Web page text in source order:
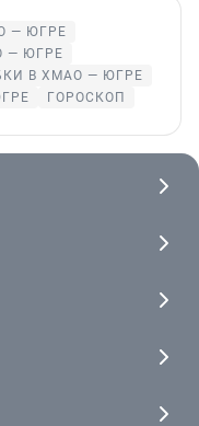
— ЮГРЕ
— ЮГРЕ
В ХМАО — ЮГРЕ
ГОРОСКОП